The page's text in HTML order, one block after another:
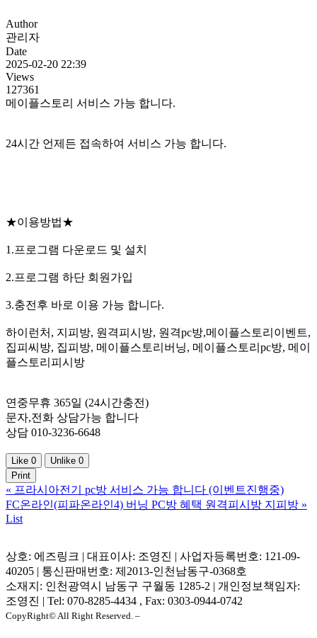
Author
관리자
Date
2025-02-20 22:39
Views
127361
메이플스토리 서비스 가능 합니다.
24시간 언제든 접속하여 서비스 가능 합니다.
★이용방법★
1.프로그램 다운로드 및 설치
2.프로그램 하단 회원가입
3.충전후 바로 이용 가능 합니다.
하이런처, 지피방, 원격피시방, 원격pc방,메이플스토리이벤트,
집피씨방, 집피방, 메이플스토리버닝, 메이플스토리pc방, 메이
플스토리피시방
연중무휴 365일 (24시간충전)
문자,전화 상담가능 합니다
상담 010-3236-6648
Like 0 Unlike 0
Print
« 프라시아전기 pc방 서비스 가능 합니다 (이벤트진행중)
FC온라인(피파온라인4) 버닝 PC방 혜택 원격피시방 지피방 »
List
상호: 에즈링크 | 대표이사: 조영진 | 사업자등록번호: 121-09-
40205 | 통신판매번호: 제2013-인천남동구-0368호
소재지: 인천광역시 남동구 구월동 1285-2 | 개인정보책임자:
조영진 | Tel: 070-8285-4434 , Fax: 0303-0944-0742
CopyRight© All Right Reserved. –